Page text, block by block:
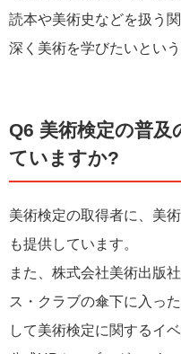
読本や美術史などを扱う
深く美術を学びたいとい
Q6 美術検定の普
ていますか?
美術検定の取得者に、美
も提供しています。
また、株式会社美術出版
ス・クラブの傘下に入っ
して美術検定に関するイ